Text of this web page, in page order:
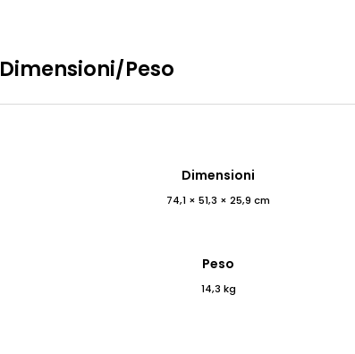
Dimensioni/Peso
Dimensioni
74,1 × 51,3 × 25,9 cm
Peso
14,3 kg